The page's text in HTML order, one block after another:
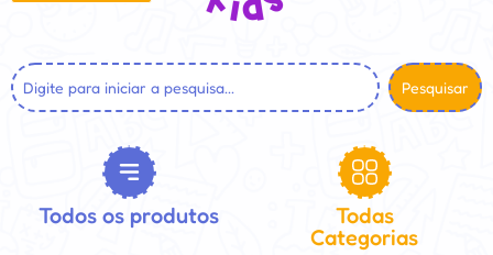
Pesquisar
Todos os produtos
Todas
Categorias